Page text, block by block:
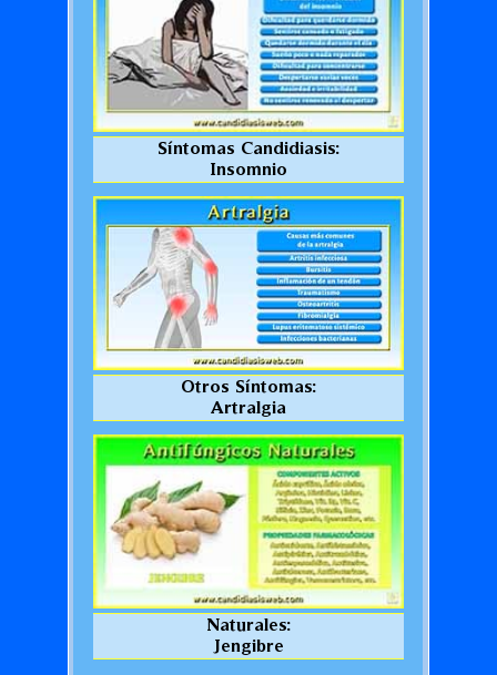
Síntomas Candidiasis:
Insomnio
Otros Síntomas:
Artralgia
Naturales:
Jengibre